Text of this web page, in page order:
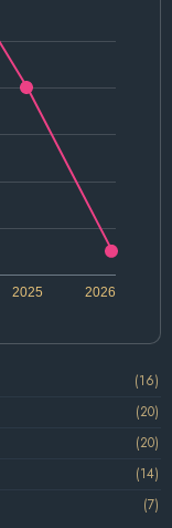
2026
2025
(16)
(20)
(20)
(14)
(7)